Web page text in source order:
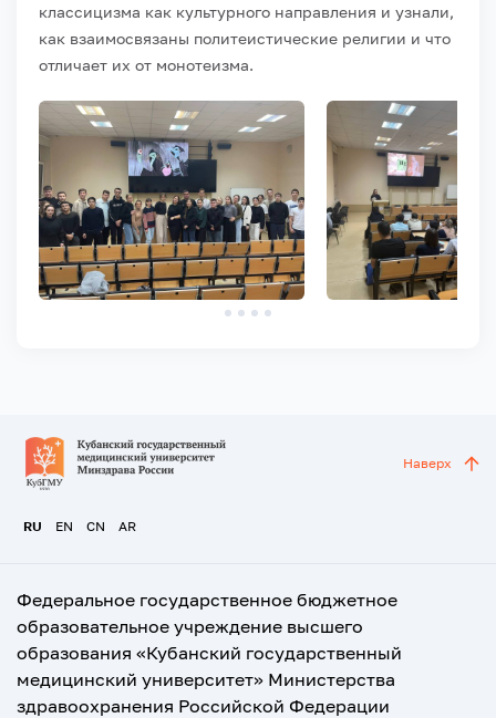
классицизма как культурного направления и узнали,
как взаимосвязаны политеистические религии и что
отличает их от монотеизма.
RU EN CN AR
Наверх
Федеральное государственное бюджетное
образовательное учреждение высшего
образования «Кубанский государственный
медицинский университет» Министерства
здравоохранения Российской Федерации